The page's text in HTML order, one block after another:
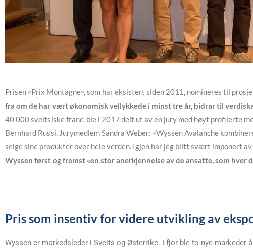
Prisen «Prix Montagne», som har eksistert siden 2011, nomineres til
fra om de har vært økonomisk vellykkede i minst tre år, bidrar til
40 000 sveitsiske franc, ble i 2017 delt ut av en jury med høyt profilerte
Bernhard Russi. Jurymedlem Sandra Weber: «Wyssen Avalanche
selge sine produkter over hele verden. Igjen har jeg blitt svært imponert
Wyssen først og fremst «en stor anerkjennelse av de ansatte, som
Pris som insentiv for videre utvikling av
Wyssen er markedsleder i Sveits og Østerrike. I fjor ble to nye